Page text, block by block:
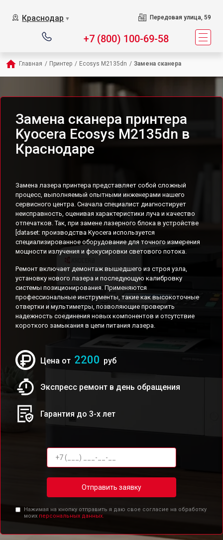
Краснодар ▼ Передовая улица, 59
+7 (800) 100-69-58
Главная / Принтер / Ecosys M2135dn / Замена сканера
Замена сканера принтера
Kyocera Ecosys M2135dn в
Краснодаре
Замена лазера принтера представляет собой сложный
процесс, выполняемый опытными инженерами нашего
сервисного центра. Сначала специалист диагностирует
неисправность, оценивая характеристики луча и качество
отпечатков. Так, при замене лазерного блока в устройстве
[dataset: производства Kyocera используется
специализированное оборудование для точного измерения
мощности излучения и фокусировки светового потока.
Ремонт включает демонтаж вышедшего из строя узла,
установку нового лазера и последующую калибровку
системы позиционирования. Применяются
профессиональные инструменты, такие как высокоточные
отвертки и мультиметры, позволяющие проверить
надежность соединения новых компонентов и отсутствие
короткого замыкания в цепи питания лазера.
Цена от 2200 руб
Экспресс ремонт в день обращения
Гарантия до 3-х лет
Отправить заявку
Нажимая на кнопку отправить я даю свое согласие на обработку
моих персональных данных.